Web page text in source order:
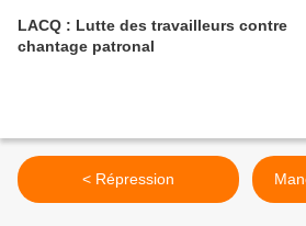
LACQ : Lutte des travailleurs contre
chantage patronal
< Répression